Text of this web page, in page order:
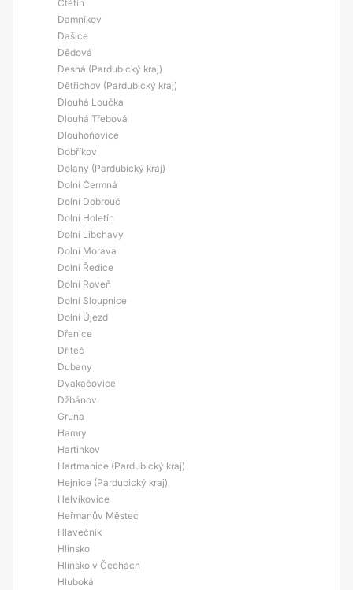
Ctětín
Damníkov
Dašice
Dědová
Desná (Pardubický kraj)
Dětřichov (Pardubický kraj)
Dlouhá Loučka
Dlouhá Třebová
Dlouhoňovice
Dobříkov
Dolany (Pardubický kraj)
Dolní Čermná
Dolní Dobrouč
Dolní Holetín
Dolní Libchavy
Dolní Morava
Dolní Ředice
Dolní Roveň
Dolní Sloupnice
Dolní Újezd
Dřenice
Dříteč
Dubany
Dvakačovice
Džbánov
Gruna
Hamry
Hartinkov
Hartmanice (Pardubický kraj)
Hejnice (Pardubický kraj)
Helvíkovice
Heřmanův Městec
Hlavečník
Hlinsko
Hlinsko v Čechách
Hluboká